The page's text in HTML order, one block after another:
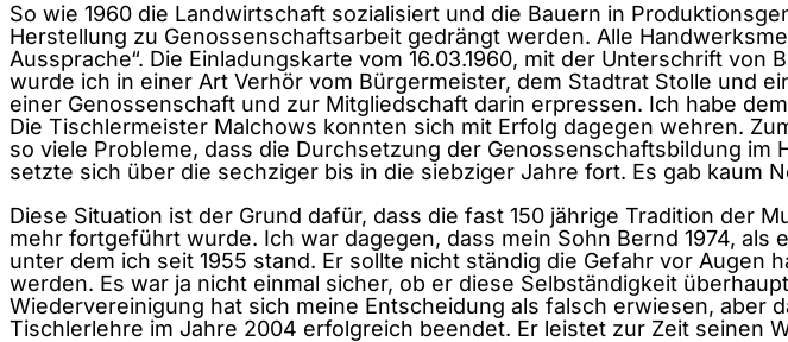
So wie 1960 die Landwirtschaft sozialisiert und die Bauern in
Herstellung zu Genossenschaftsarbeit gedrängt werden. Alle
Aussprache“. Die Einladungskarte vom 16.03.1960, mit der Unterschrift
wurde ich in einer Art Verhör vom Bürgermeister, dem Stadtrat Stolle und
einer Genossenschaft und zur Mitgliedschaft darin erpressen. Ich habe
Die Tischlermeister Malchows konnten sich mit Erfolg dagegen wehren.
so viele Probleme, dass die Durchsetzung der Genossenschaftsbildung
setzte sich über die sechziger bis in die siebziger Jahre fort. Es gab kaum
Diese Situation ist der Grund dafür, dass die fast 150 jährige Tradition der
mehr fortgeführt wurde. Ich war dagegen, dass mein Sohn Bernd 1974,
unter dem ich seit 1955 stand. Er sollte nicht ständig die Gefahr vor
werden. Es war ja nicht einmal sicher, ob er diese Selbständigkeit
Wiedervereinigung hat sich meine Entscheidung als falsch erwiesen, aber
Tischlerlehre im Jahre 2004 erfolgreich beendet. Er leistet zur Zeit seinen